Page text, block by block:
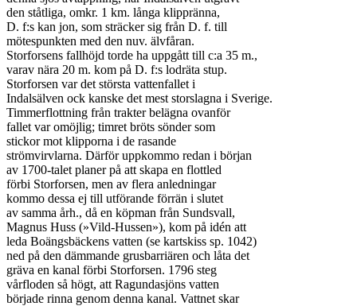
den ståtliga, omkr. 1 km. långa klippränna,
D. f:s kan jon, som sträcker sig från D. f. till
mötespunkten med den nuv. älvfåran.
Storforsens fallhöjd torde ha uppgått till c:a 35 m.,
varav nära 20 m. kom på D. f:s lodräta stup.
Storforsen var det största vattenfallet i
Indalsälven ock kanske det mest storslagna i Sverige.
Timmerflottning från trakter belägna ovanför
fallet var omöjlig; timret bröts sönder som
stickor mot klipporna i de rasande
strömvirvlarna. Därför uppkommo redan i början
av 1700-talet planer på att skapa en flottled
förbi Storforsen, men av flera anledningar
kommo dessa ej till utförande förrän i slutet
av samma årh., då en köpman från Sundsvall,
Magnus Huss (»Vild-Hussen»), kom på idén att
leda Boängsbäckens vatten (se kartskiss sp. 1042)
ned på den dämmande grusbarriären och låta det
gräva en kanal förbi Storforsen. 1796 steg
vårfloden så högt, att Ragundasjöns vatten
började rinna genom denna kanal. Vattnet skar